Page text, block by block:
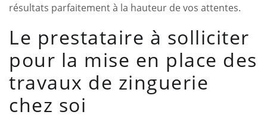
résultats parfaitement à la hauteur de vos attentes.
Le prestataire à solliciter
pour la mise en place des
travaux de zinguerie
chez soi